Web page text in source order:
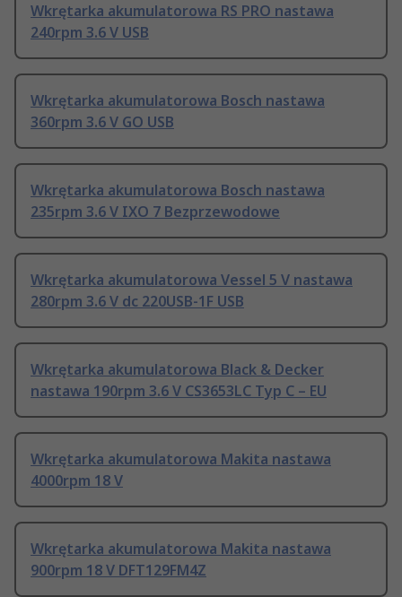
Wkrętarka akumulatorowa RS PRO nastawa
240rpm 3.6 V USB
Wkrętarka akumulatorowa Bosch nastawa
360rpm 3.6 V GO USB
Wkrętarka akumulatorowa Bosch nastawa
235rpm 3.6 V IXO 7 Bezprzewodowe
Wkrętarka akumulatorowa Vessel 5 V nastawa
280rpm 3.6 V dc 220USB-1F USB
Wkrętarka akumulatorowa Black & Decker
nastawa 190rpm 3.6 V CS3653LC Typ C – EU
Wkrętarka akumulatorowa Makita nastawa
4000rpm 18 V
Wkrętarka akumulatorowa Makita nastawa
900rpm 18 V DFT129FM4Z